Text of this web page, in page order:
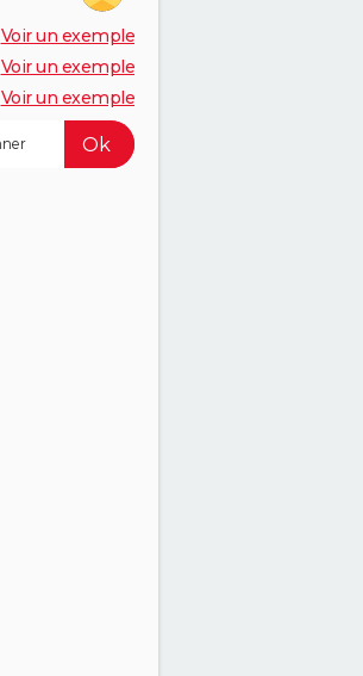
Voir un exemple
Voir un exemple
Voir un exemple